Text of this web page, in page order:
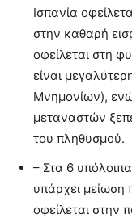
Ισπανία
στην καθαρή
οφείλεται στη
είναι
Μνημονίων),
μεταναστών
του πληθυσμού.
– Στα 6
υπάρχει μείωση
οφείλεται στην